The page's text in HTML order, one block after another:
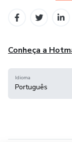
Conheça a
Idioma
Português